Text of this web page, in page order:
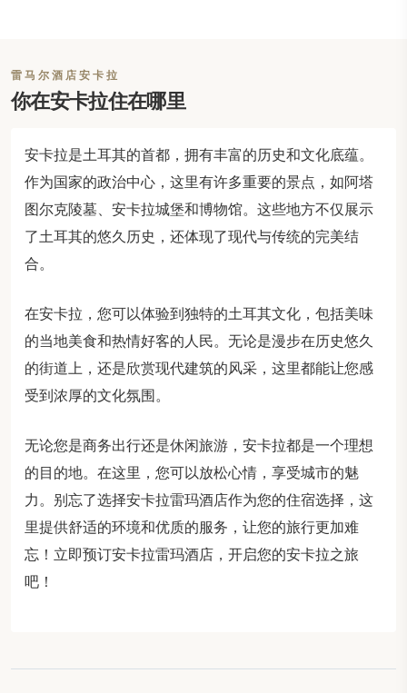
雷马尔酒店安卡拉
你在安卡拉住在哪里
安卡拉是土耳其的首都，拥有丰富的历史和文化底蕴。
作为国家的政治中心，这里有许多重要的景点，如阿塔
图尔克陵墓、安卡拉城堡和博物馆。这些地方不仅展示
了土耳其的悠久历史，还体现了现代与传统的完美结
合。
在安卡拉，您可以体验到独特的土耳其文化，包括美味
的当地美食和热情好客的人民。无论是漫步在历史悠久
的街道上，还是欣赏现代建筑的风采，这里都能让您感
受到浓厚的文化氛围。
无论您是商务出行还是休闲旅游，安卡拉都是一个理想
的目的地。在这里，您可以放松心情，享受城市的魅
力。别忘了选择安卡拉雷玛酒店作为您的住宿选择，这
里提供舒适的环境和优质的服务，让您的旅行更加难
忘！立即预订安卡拉雷玛酒店，开启您的安卡拉之旅
吧！